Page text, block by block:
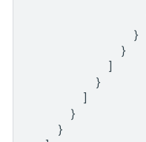
}
}
]
}
]
}
}